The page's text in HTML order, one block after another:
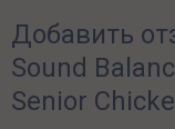
Добавить
Sound
Senior